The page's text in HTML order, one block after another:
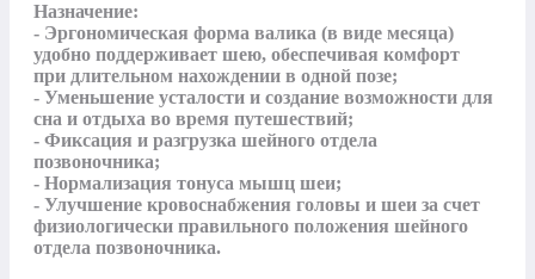
Назначение:
- Эргономическая форма валика (в виде месяца)
удобно поддерживает шею, обеспечивая комфорт
при длительном нахождении в одной позе;
- Уменьшение усталости и создание возможности для
сна и отдыха во время путешествий;
- Фиксация и разгрузка шейного отдела
позвоночника;
- Нормализация тонуса мышц шеи;
- Улучшение кровоснабжения головы и шеи за счет
физиологически правильного положения шейного
отдела позвоночника.